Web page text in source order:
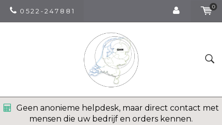
0 5 2 2 - 2 4 7 8 8 1
0
Geen anonieme helpdesk, maar direct contact met
mensen die uw bedrijf en orders kennen.